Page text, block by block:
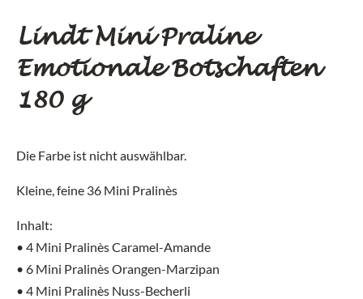
Lindt Mini Praline
Emotionale Botschaften
180 g
Die Farbe ist nicht auswählbar.
Kleine, feine 36 Mini Pralinès
Inhalt:
• 4 Mini Pralinès Caramel-Amande
• 6 Mini Pralinès Orangen-Marzipan
• 4 Mini Pralinès Nuss-Becherli